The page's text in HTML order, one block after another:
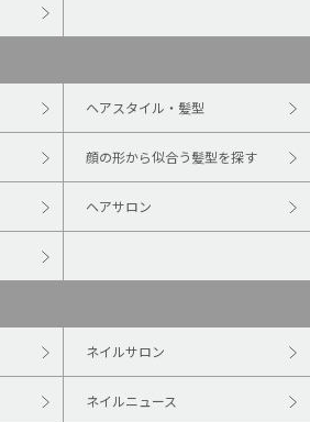
ヘアスタイル・髪型
顔の形から似合う髪型を探す
ヘアサロン
ネイルサロン
ネイルニュース